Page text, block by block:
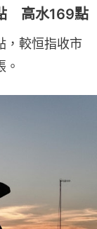
高水169點
，較恒指收市